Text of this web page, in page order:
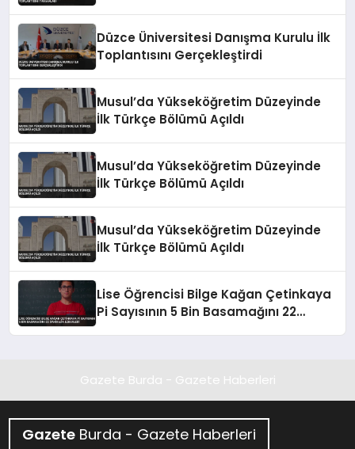
Düzce Üniversitesi Danışma Kurulu İlk
Toplantısını Gerçekleştirdi
Musul’da Yükseköğretim Düzeyinde
İlk Türkçe Bölümü Açıldı
Musul’da Yükseköğretim Düzeyinde
İlk Türkçe Bölümü Açıldı
Musul’da Yükseköğretim Düzeyinde
İlk Türkçe Bölümü Açıldı
Lise Öğrencisi Bilge Kağan Çetinkaya
Pi Sayısının 5 Bin Basamağını 22
Gazete Burda - Gazete Haberleri
Gazete Burda - Gazete Haberleri